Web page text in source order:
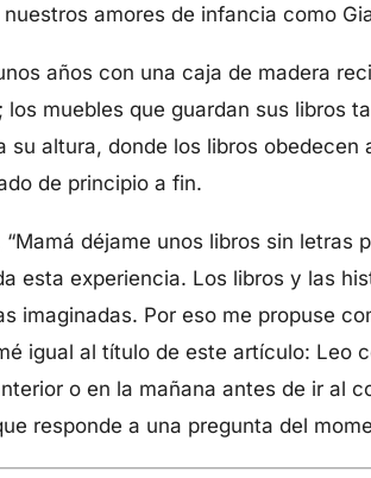
amores de infancia como
años con una caja de madera
muebles que guardan sus libros
altura, donde los libros obedecen
de principio a fin.
déjame unos libros sin letras
esta experiencia. Los libros y las
imaginadas. Por eso me propuse
igual al título de este artículo: Leo
o en la mañana antes de ir al
responde a una pregunta del